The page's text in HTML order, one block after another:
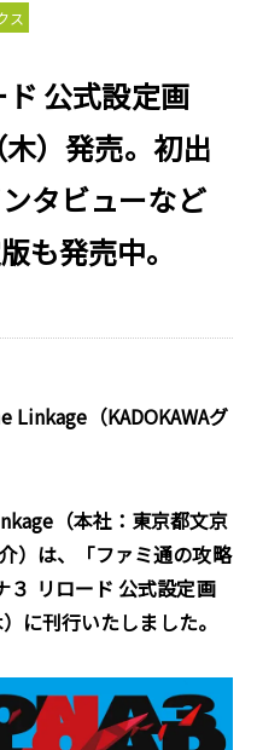
ス
ド 公式設定画
）発売。初出
タビューなど
も発売中。
Linkage（KADOKAWAグ
（本社：東京都文京
）は、「ファミ通の攻略
３ リロード 公式設定画
に刊行いたしました。